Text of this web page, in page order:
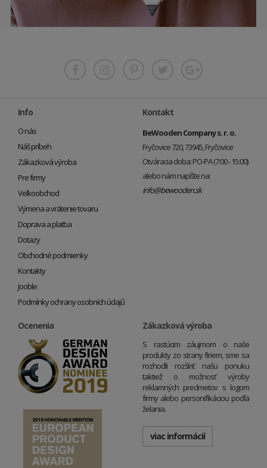
Info
O nás
Náš príbeh
Zákazková výroba
Pre firmy
Veľkoobchod
Výmena a vrátenie tovaru
Doprava a platba
Dotazy
Obchodné podmienky
Kontakty
Jooble
Podmínky ochrany osobních údajů
Kontakt
BeWooden Company s. r. o.
Fryčovice 720, 73945, Fryčovice
Otváracia doba: PO-PA (7:00 - 15:00)
alebo nám napíšte na:
info@bewooden.sk
Ocenenia Zákazková výroba
S rastúcim záujmom o naše
produkty zo strany firiem, sme sa
rozhodli rozšíriť našu ponuku
taktiež o možnosť výroby
reklamných predmetov s logom
firmy alebo personifikáciou podľa
želania.
viac informácií